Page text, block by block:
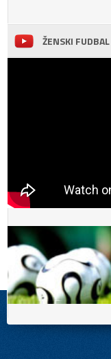
ŽENSKI FUDBAL